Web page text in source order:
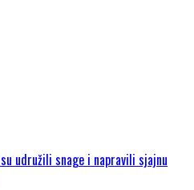
udružili snage i napravili sjajnu